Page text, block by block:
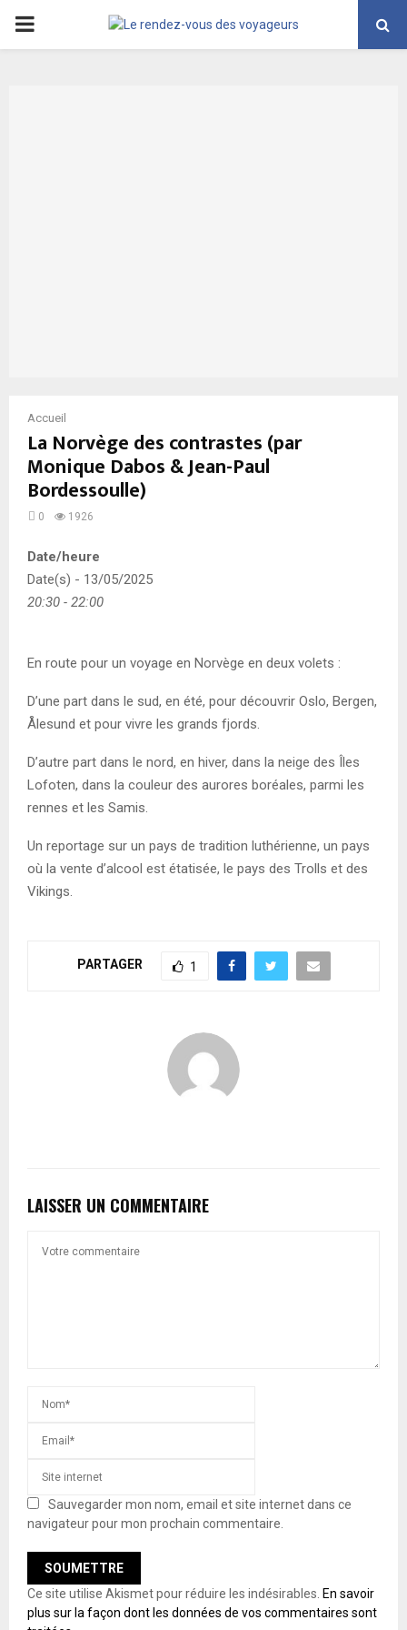
PRIMARY
Accueil
La Norvège des contrastes (par
Monique Dabos & Jean-Paul
Bordessoulle)
0 1926
Date/heure
Date(s) - 13/05/2025
20:30 - 22:00
En route pour un voyage en Norvège en deux volets :
D’une part dans le sud, en été, pour découvrir Oslo, Bergen,
Ålesund et pour vivre les grands fjords.
D’autre part dans le nord, en hiver, dans la neige des Îles
Lofoten, dans la couleur des aurores boréales, parmi les
rennes et les Samis.
Un reportage sur un pays de tradition luthérienne, un pays
où la vente d’alcool est étatisée, le pays des Trolls et des
Vikings.
PARTAGER 1
LAISSER UN COMMENTAIRE
Sauvegarder mon nom, email et site internet dans ce
navigateur pour mon prochain commentaire.
Ce site utilise Akismet pour réduire les indésirables. En savoir
plus sur la façon dont les données de vos commentaires sont